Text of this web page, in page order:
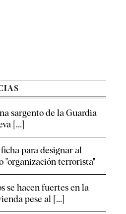
sargento de la Guardia
[...]
para designar al
"organización terrorista"
se hacen fuertes en la
pese al [...]